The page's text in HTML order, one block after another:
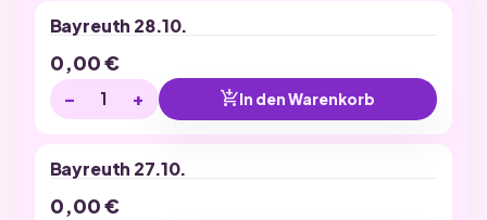
Bayreuth 28.10.
0,00€
− + add_shopping_cartIn den Warenkorb
Bayreuth 27.10.
0,00€